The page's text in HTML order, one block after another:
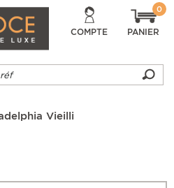
COMPTE PANIER
0
Vieilli